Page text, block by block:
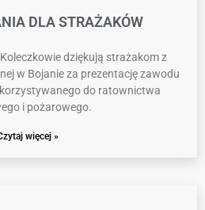
DLA STRAŻAKÓW
dziękują strażakom z
w Bojanie za prezentację zawodu
do ratownictwa
i pożarowego.
więcej »